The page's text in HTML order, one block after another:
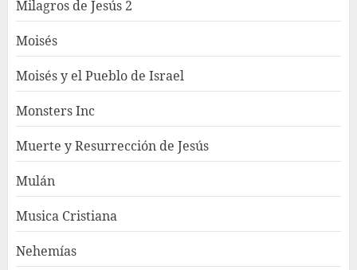
Milagros de Jesús 2
Moisés
Moisés y el Pueblo de Israel
Monsters Inc
Muerte y Resurrección de Jesús
Mulán
Musica Cristiana
Nehemías